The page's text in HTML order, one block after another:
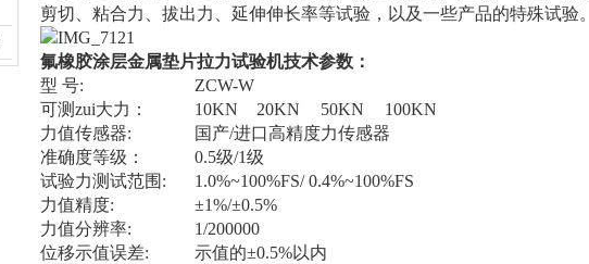
剪切、粘合力、拔出力、延伸伸长率等试验，以及一些产品的特殊试验。
氟橡胶涂层金属垫片拉力试验机技术参数：
型 号:
ZCW-W
可测zui大力：
10KN 20KN 50KN
100KN
力值传感器:
国产/进口高精度力传感器
准确度等级：
0.5级/1级
试验力测试范围:
1.0%~100%FS/ 0.4%~100%FS
力值精度:
±1%/±0.5%
力值分辨率:
1/200000
位移示值误差:
示值的±0.5%以内